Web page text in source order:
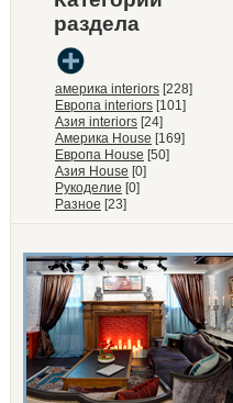
раздела
америка interiors [228]
Европа interiors [101]
Азия interiors [24]
Америка House [169]
Европа House [50]
Азия House [0]
Рукоделие [0]
Разное [23]